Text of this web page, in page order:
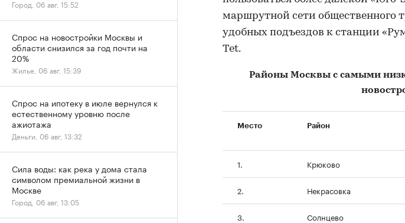
маршрутной сети общественного
удобных подъездов к станции «
Tet.
Районы Москвы c самыми
Место Район
1. Крюково
2. Некрасовка
3. Солнцево
Город, 06 авг, 15:52
Спрос на новостройки Москвы и
области снизился за год почти на
20%
Жилье, 06 авг, 15:39
Спрос на ипотеку в июле вернулся к
естественному уровню после
ажиотажа
Деньги, 06 авг, 13:32
Сила воды: как река у дома стала
символом премиальной жизни в
Москве
Город, 06 авг, 13:05